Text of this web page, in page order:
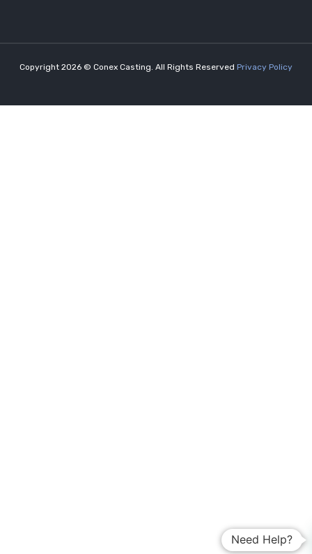
Copyright 2026 © Conex Casting. All Rights Reserved Privacy Policy
Need Help?